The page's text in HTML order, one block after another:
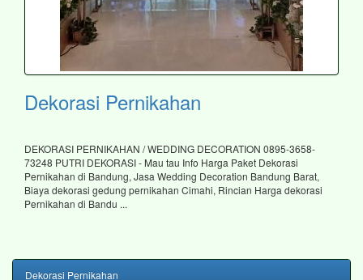
Dekorasi Pernikahan
DEKORASI PERNIKAHAN / WEDDING DECORATION 0895-3658-
73248 PUTRI DEKORASI - Mau tau Info Harga Paket Dekorasi
Pernikahan di Bandung, Jasa Wedding Decoration Bandung Barat,
Biaya dekorasi gedung pernikahan Cimahi, Rincian Harga dekorasi
Pernikahan di Bandu ...
Dekorasi Pernikahan